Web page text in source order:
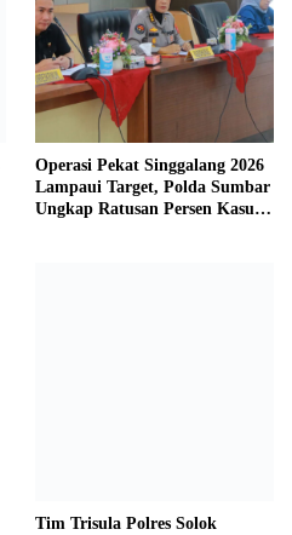
Operasi Pekat Singgalang 2026
Lampaui Target, Polda Sumbar
Ungkap Ratusan Persen Kasus
Tim Trisula Polres Solok